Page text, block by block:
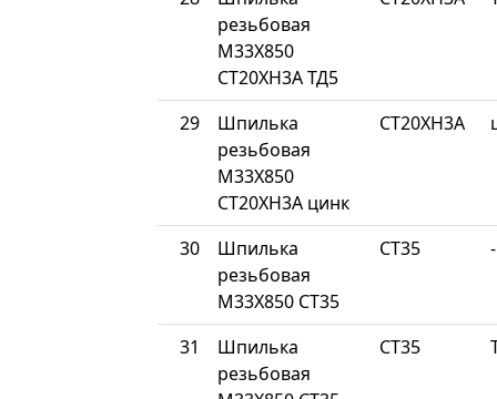
резьбовая
М33Х850
СТ20ХН3А ТД5
29
Шпилька
резьбовая
М33Х850
СТ20ХН3А цинк
СТ20ХН3А
30
Шпилька
резьбовая
М33Х850 СТ35
СТ35 -
31
Шпилька
резьбовая
СТ35